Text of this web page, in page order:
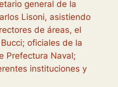
general de la
Lisoni, asistiendo
de áreas, el
oficiales de la
Prefectura Naval;
instituciones y